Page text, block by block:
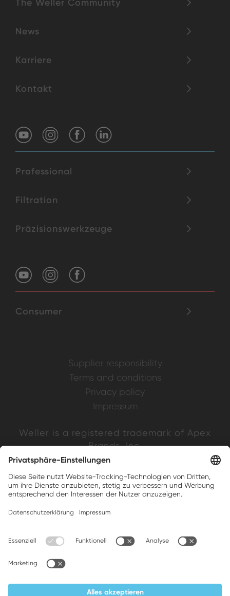
The Weller Community
News
Karriere
Kontakt
Professional
Filtration
Präzisionswerkzeuge
Consumer
Supplier responsibility
Terms and conditions
Privacy policy
Impressum
Weller is a registered trademark of Apex
Brands, Inc.